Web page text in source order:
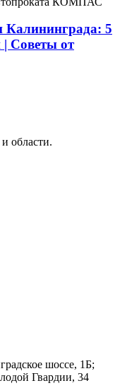
5
Советы от
области.
шоссе, 1Б;
Гвардии, 34